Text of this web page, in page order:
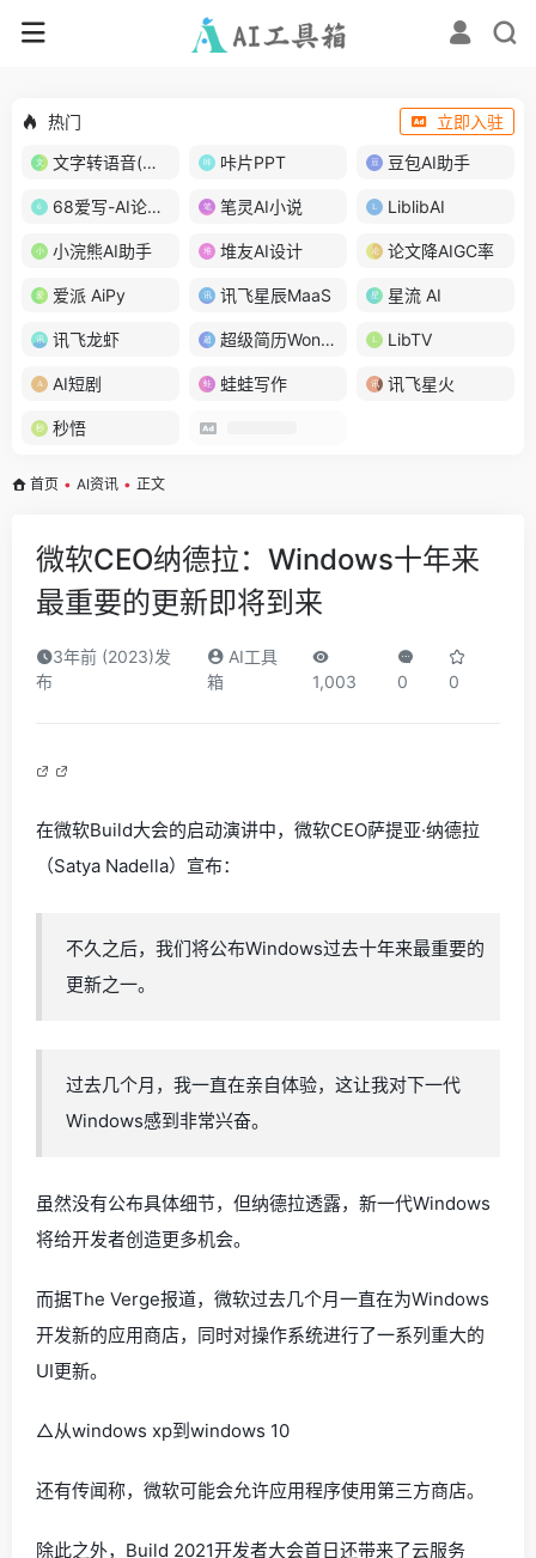
热门
立即入驻
文字转语音(琅琅配音)
咔片PPT 豆包AI助手
68爱写-AI论文写作 笔灵AI小说 LiblibAI
小浣熊AI助手 堆友AI设计 论文降AIGC率
爱派 AiPy 讯飞星辰MaaS 星流 AI
讯飞龙虾 超级简历WonderCV LibTV
AI短剧 蛙蛙写作 讯飞星火
秒悟
首页 • AI资讯 • 正文
微软CEO纳德拉：Windows十年来
最重要的更新即将到来
3年前 (2023)发
布
AI工具
箱
1,003 0 0
在微软Build大会的启动演讲中，微软CEO萨提亚·纳德拉
（Satya Nadella）宣布：
不久之后，我们将公布Windows过去十年来最重要的
更新之一。
过去几个月，我一直在亲自体验，这让我对下一代
Windows感到非常兴奋。
虽然没有公布具体细节，但纳德拉透露，新一代Windows
将给开发者创造更多机会。
而据The Verge报道，微软过去几个月一直在为Windows
开发新的应用商店，同时对操作系统进行了一系列重大的
UI更新。
△从windows xp到windows 10
还有传闻称，微软可能会允许应用程序使用第三方商店。
除此之外，Build 2021开发者大会首日还带来了云服务